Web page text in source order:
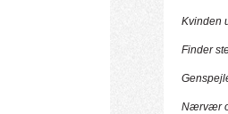
Kvinden
Finder
Nærvær